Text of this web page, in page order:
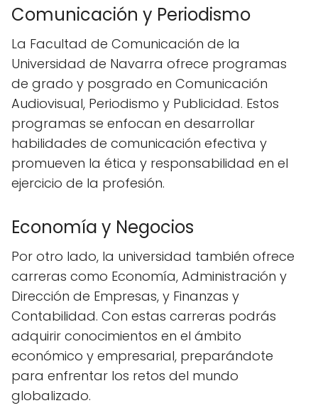
Comunicación y Periodismo
La Facultad de Comunicación de la
Universidad de Navarra ofrece programas
de grado y posgrado en Comunicación
Audiovisual, Periodismo y Publicidad. Estos
programas se enfocan en desarrollar
habilidades de comunicación efectiva y
promueven la ética y responsabilidad en el
ejercicio de la profesión.
Economía y Negocios
Por otro lado, la universidad también ofrece
carreras como Economía, Administración y
Dirección de Empresas, y Finanzas y
Contabilidad. Con estas carreras podrás
adquirir conocimientos en el ámbito
económico y empresarial, preparándote
para enfrentar los retos del mundo
globalizado.